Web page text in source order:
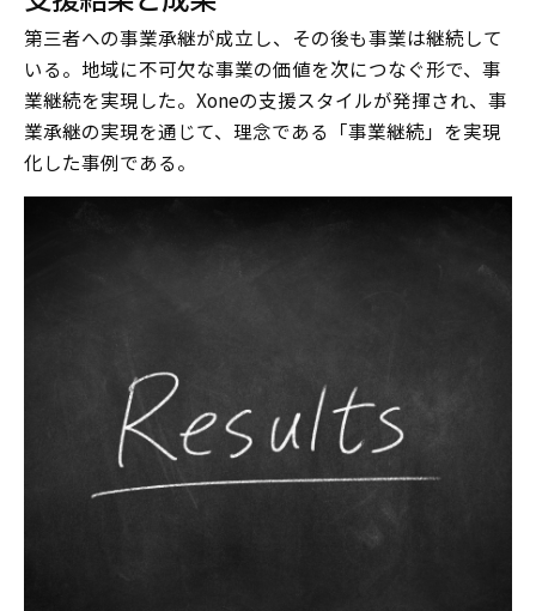
第三者への事業承継が成立し、その後も事業は継続して
いる。地域に不可欠な事業の価値を次につなぐ形で、事
業継続を実現した。Xoneの支援スタイルが発揮され、事
業承継の実現を通じて、理念である「事業継続」を実現
化した事例である。